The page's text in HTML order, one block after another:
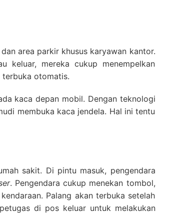
area parkir khusus karyawan kantor.
keluar, mereka cukup menempelkan
otomatis.
kaca depan mobil. Dengan teknologi
membuka kaca jendela. Hal ini tentu
sakit. Di pintu masuk, pengendara
. Pengendara cukup menekan tombol,
Palang akan terbuka setelah
di pos keluar untuk melakukan